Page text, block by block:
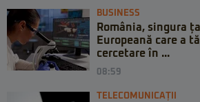
BUSINESS
România, singura
Europeană care a
cercetare în ...
08:59
TELECOMUNICAȚII